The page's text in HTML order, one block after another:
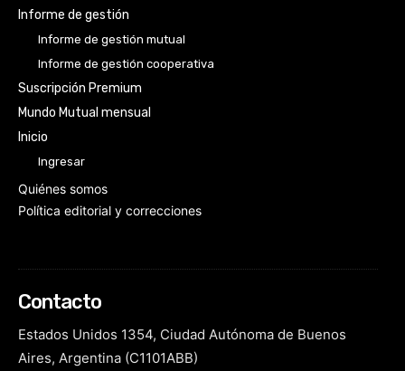
Informe de gestión
Informe de gestión mutual
Informe de gestión cooperativa
Suscripción Premium
Mundo Mutual mensual
Inicio
Ingresar
Quiénes somos
Política editorial y correcciones
Contacto
Estados Unidos 1354, Ciudad Autónoma de Buenos
Aires, Argentina (C1101ABB)